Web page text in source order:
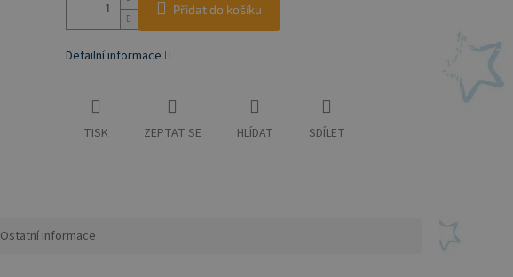
Přidat do košíku
Detailní informace
TISK ZEPTAT SE HLÍDAT SDÍLET
Ostatní informace